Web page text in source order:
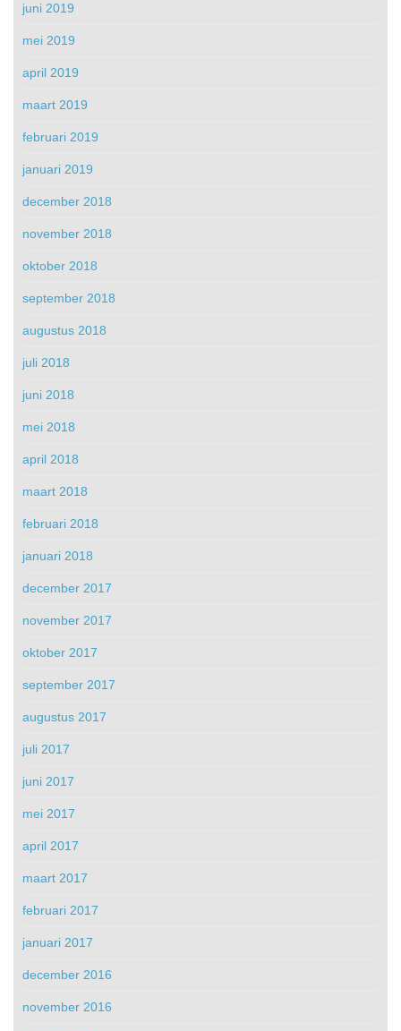
juni 2019
mei 2019
april 2019
maart 2019
februari 2019
januari 2019
december 2018
november 2018
oktober 2018
september 2018
augustus 2018
juli 2018
juni 2018
mei 2018
april 2018
maart 2018
februari 2018
januari 2018
december 2017
november 2017
oktober 2017
september 2017
augustus 2017
juli 2017
juni 2017
mei 2017
april 2017
maart 2017
februari 2017
januari 2017
december 2016
november 2016